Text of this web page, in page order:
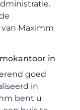
Maximm
in
goed
in
bent u